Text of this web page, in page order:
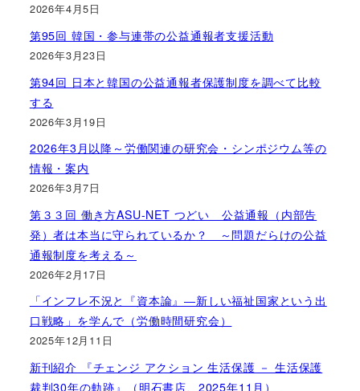
2026年4月5日
第95回 韓国・参与連帯の公益通報者支援活動
2026年3月23日
第94回 日本と韓国の公益通報者保護制度を調べて比較
する
2026年3月19日
2026年3月以降～労働関連の研究会・シンポジウム等の
情報・案内
2026年3月7日
第３３回 働き方ASU-NET つどい 公益通報（内部告
発）者は本当に守られているか？ ～問題だらけの公益
通報制度を考える～
2026年2月17日
「インフレ不況と『資本論』―新しい福祉国家という出
口戦略」を学んで（労働時間研究会）
2025年12月11日
新刊紹介 『チェンジ アクション 生活保護 － 生活保護
裁判30年の軌跡』（明石書店、2025年11月）